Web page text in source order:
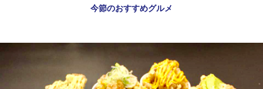
今節のおすすめグルメ